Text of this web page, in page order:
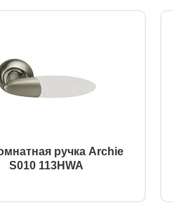
ручка Archie
S010 113HWA